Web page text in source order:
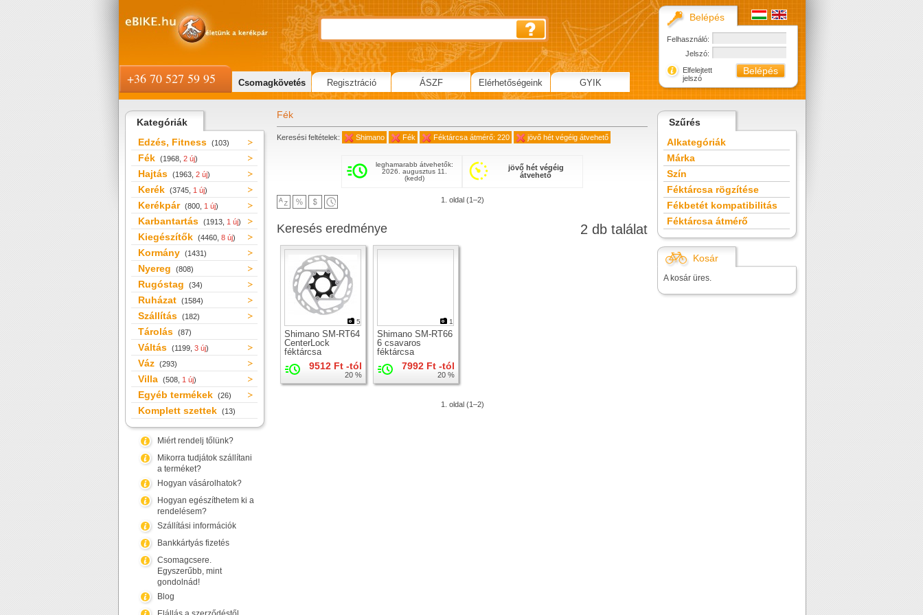
Kategóriák
Edzés, Fitness (103)
Fék (1968, 2 új)
Hajtás (1963, 2 új)
Kerék (3745, 1 új)
Kerékpár (800, 1 új)
Karbantartás (1913, 1 új)
Kiegészítők (4460, 8 új)
Kormány (1431)
Nyereg (808)
Rugóstag (34)
Ruházat (1584)
Szállítás (182)
Tárolás (87)
Váltás (1199, 3 új)
Váz (293)
Villa (508, 1 új)
Egyéb termékek (26)
Komplett szettek (13)
Miért rendelj tőlünk?
Mikorra tudjátok szállítani
a terméket?
Hogyan vásárolhatok?
Hogyan egészíthetem ki a
rendelésem?
Szállítási információk
Bankkártyás fizetés
Csomagcsere.
Egyszerűbb, mint
gondolnád!
Blog
Fék
Keresési feltételek: Shimano Fék Féktárcsa átmérő: 220 jövő hét végéig átvehető
leghamarabb átvehetők:
2026. augusztus 11.
(kedd)
jövő hét végéig
átvehető
1. oldal (1–2)
2 db találat
Keresés eredménye
5
Shimano SM-RT64
CenterLock
féktárcsa
9512 Ft -tól
20 %
1
Shimano SM-RT66
6 csavaros
féktárcsa
7992 Ft -tól
20 %
1. oldal (1–2)
Szűrés
Alkategóriák
Márka
Szín
Féktárcsa rögzítése
Fékbetét kompatibilitás
Féktárcsa átmérő
Kosár
A kosár üres.
Belépés
Felhasználó:
Jelszó:
Elfelejtett
jelszó
+36 70 527 59 95 Csomagkövetés Regisztráció ÁSZF Elérhetőségeink GYIK